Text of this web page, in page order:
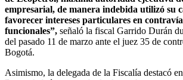
empresarial, de manera indebida utilizó su
favorecer intereses particulares en contravía
funcionales”, señaló la fiscal Garrido Durán
del pasado 11 de marzo ante el juez 35 de
Bogotá.
Asimismo, la delegada de la Fiscalía destacó